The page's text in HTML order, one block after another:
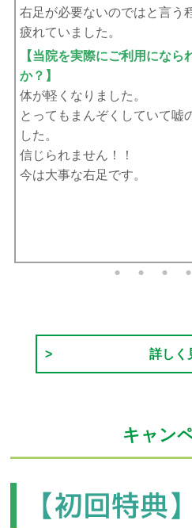
は、どんなことで悩んでおら
テニスで知り合った方が心配
たので紹介して頂きました。
右股関節が痛くて駅の階段の
テニスの最中にも痛くなり足
【当院を実際にご利用になら
か？】
施術後は、何にもとらわれな
とも言えず、リラックスした
詳しく
キャン
【初回特典